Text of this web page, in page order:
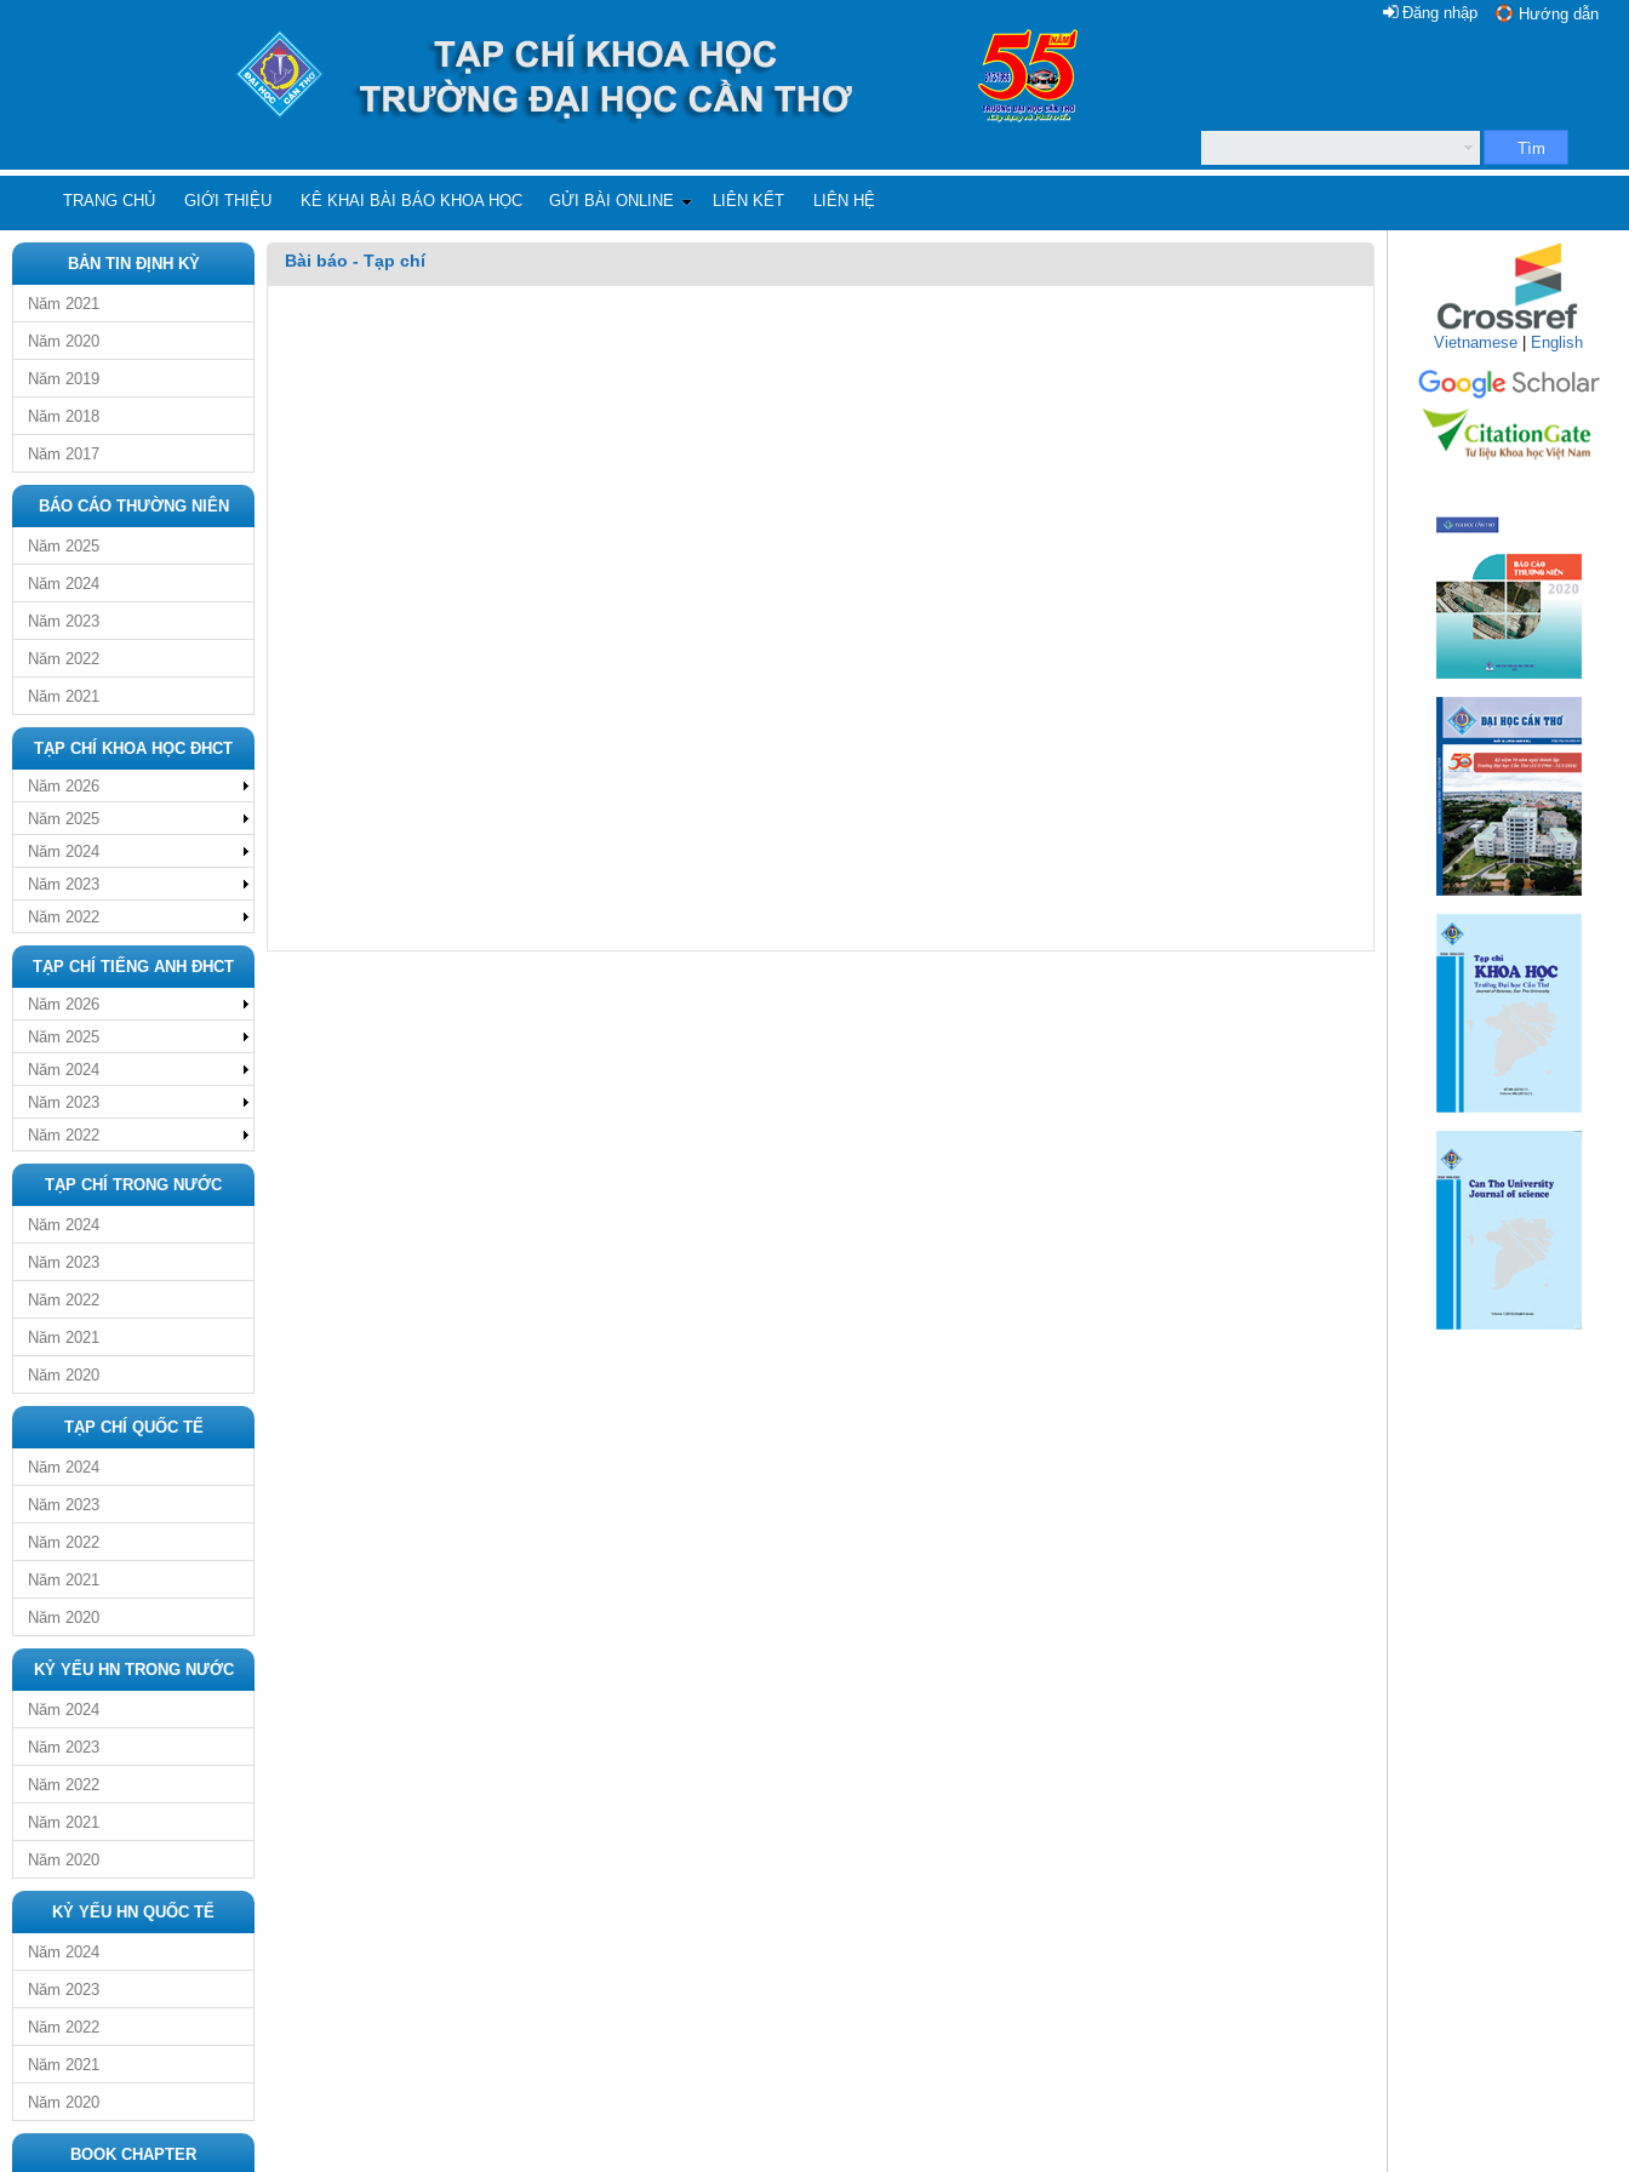
Hướng dẫn
Đăng nhập
Tìm
TRANG CHỦ GIỚI THIỆU KÊ KHAI BÀI BÁO KHOA HỌC GỬI BÀI ONLINE LIÊN KẾT LIÊN HỆ
BẢN TIN ĐỊNH KỲ
Năm 2021
Năm 2020
Năm 2019
Năm 2018
Năm 2017
BÁO CÁO THƯỜNG NIÊN
Năm 2025
Năm 2024
Năm 2023
Năm 2022
Năm 2021
TẠP CHÍ KHOA HỌC ĐHCT
Năm 2026
Năm 2025
Năm 2024
Năm 2023
Năm 2022
TẠP CHÍ TIẾNG ANH ĐHCT
Năm 2026
Năm 2025
Năm 2024
Năm 2023
Năm 2022
TẠP CHÍ TRONG NƯỚC
Năm 2024
Năm 2023
Năm 2022
Năm 2021
Năm 2020
TẠP CHÍ QUỐC TẾ
Năm 2024
Năm 2023
Năm 2022
Năm 2021
Năm 2020
KỶ YẾU HN TRONG NƯỚC
Năm 2024
Năm 2023
Năm 2022
Năm 2021
Năm 2020
KỶ YẾU HN QUỐC TẾ
Năm 2024
Năm 2023
Năm 2022
Năm 2021
Năm 2020
BOOK CHAPTER
Bài báo - Tạp chí
Vietnamese English